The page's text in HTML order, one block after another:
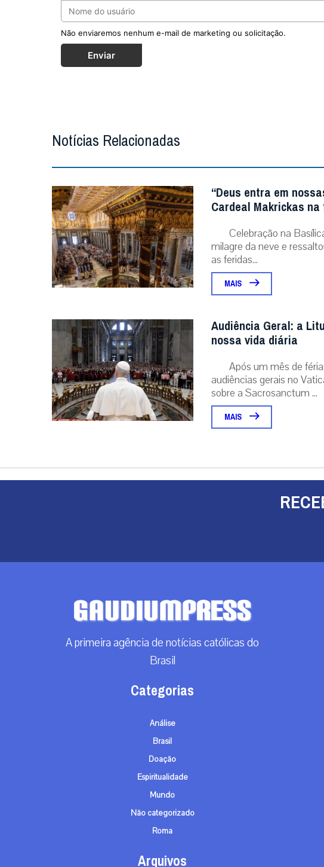
Não enviaremos nenhum e-mail de marketing ou solicitação.
Enviar
Notícias Relacionadas
“Deus entra em
Cardeal Makrickas
Celebração na
milagre da neve e
as feridas...
MAIS
Audiência Geral: a
nossa vida diária
Após um mês de
audiências gerais no
sobre a Sacrosanctum ...
MAIS
A primeira agência de notícias católicas do
Brasil
Categorias
Análise
Brasil
Doação
Espiritualidade
Mundo
Não categorizado
Roma
Arquivos